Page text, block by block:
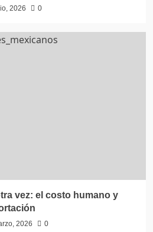
2026 0
vez: el costo humano y
2026 0